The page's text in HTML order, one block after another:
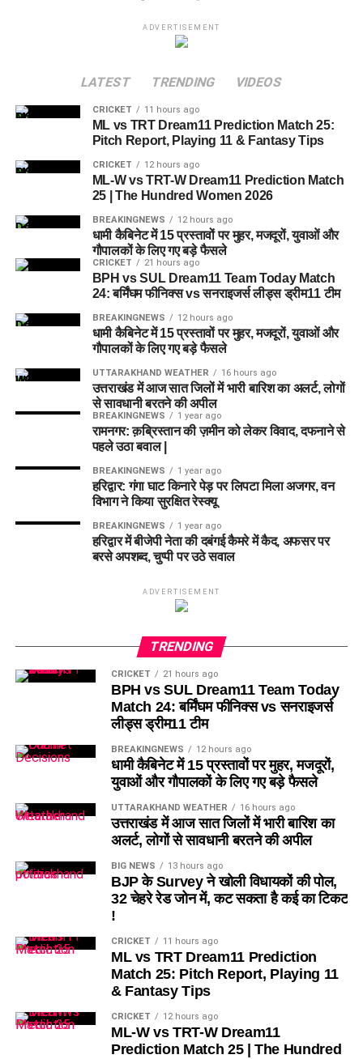
ADVERTISEMENT
LATEST TRENDING VIDEOS
CRICKET 11 hours ago
ML vs TRT Dream11 Prediction Match 25:
Pitch Report, Playing 11 & Fantasy Tips
CRICKET 12 hours ago
ML-W vs TRT-W Dream11 Prediction Match
25 | The Hundred Women 2026
BREAKINGNEWS 12 hours ago
धामी कैबिनेट में 15 प्रस्तावों पर मुहर, मजदूरों, युवाओं और
गौपालकों के लिए गए बड़े फैसले
CRICKET 21 hours ago
BPH vs SUL Dream11 Team Today Match
24: बर्मिंघम फीनिक्स vs सनराइजर्स लीड्स ड्रीम11 टीम
BREAKINGNEWS 12 hours ago
धामी कैबिनेट में 15 प्रस्तावों पर मुहर, मजदूरों, युवाओं और
गौपालकों के लिए गए बड़े फैसले
UTTARAKHAND WEATHER 16 hours ago
उत्तराखंड में आज सात जिलों में भारी बारिश का अलर्ट, लोगों
से सावधानी बरतने की अपील
BREAKINGNEWS 1 year ago
रामनगर: क़ब्रिस्तान की ज़मीन को लेकर विवाद, दफनाने से
पहले उठा बवाल |
BREAKINGNEWS 1 year ago
हरिद्वार: गंगा घाट किनारे पेड़ पर लिपटा मिला अजगर, वन
विभाग ने किया सुरक्षित रेस्क्यू
BREAKINGNEWS 1 year ago
हरिद्वार में बीजेपी नेता की दबंगई कैमरे में कैद, अफसर पर
बरसे अपशब्द, चुप्पी पर उठे सवाल
ADVERTISEMENT
TRENDING
CRICKET 21 hours ago
BPH vs SUL Dream11 Team Today
Match 24: बर्मिंघम फीनिक्स vs सनराइजर्स
लीड्स ड्रीम11 टीम
BREAKINGNEWS 12 hours ago
धामी कैबिनेट में 15 प्रस्तावों पर मुहर, मजदूरों,
युवाओं और गौपालकों के लिए गए बड़े फैसले
UTTARAKHAND WEATHER 16 hours ago
उत्तराखंड में आज सात जिलों में भारी बारिश का
अलर्ट, लोगों से सावधानी बरतने की अपील
BIG NEWS 13 hours ago
BJP के Survey ने खोली विधायकों की पोल,
32 चेहरे रेड जोन में, कट सकता है कई का टिकट
!
CRICKET 11 hours ago
ML vs TRT Dream11 Prediction
Match 25: Pitch Report, Playing 11
& Fantasy Tips
CRICKET 12 hours ago
ML-W vs TRT-W Dream11
Prediction Match 25 | The Hundred